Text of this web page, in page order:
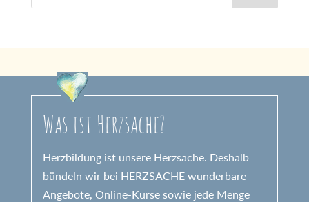
Was ist Herzsache?
Herzbildung ist unsere Herzsache. Deshalb
bündeln wir bei HERZSACHE wunderbare
Angebote, Online-Kurse sowie jede Menge